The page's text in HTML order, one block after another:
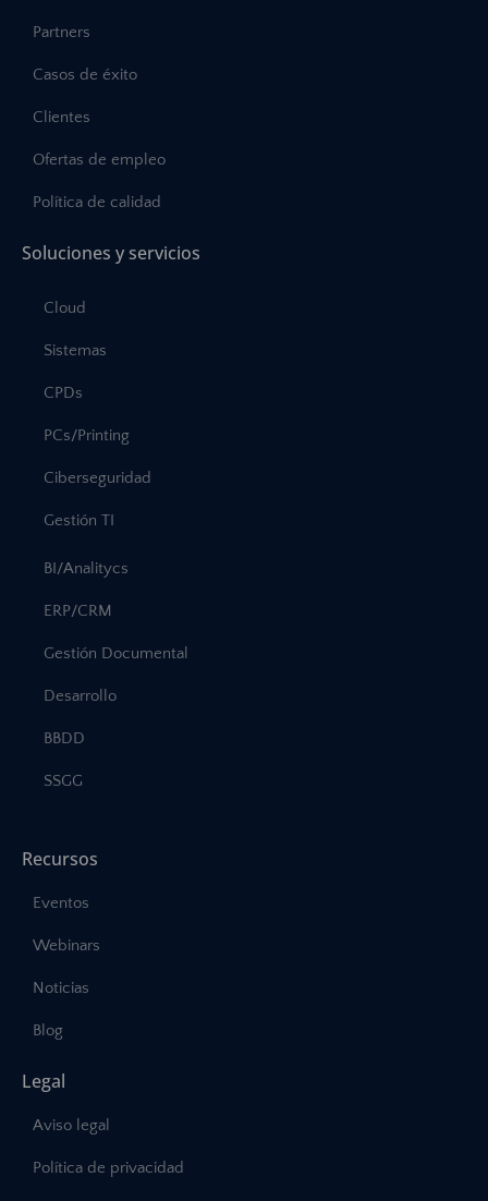
Partners
Casos de éxito
Clientes
Ofertas de empleo
Política de calidad
Soluciones y servicios
Cloud
Sistemas
CPDs
PCs/Printing
Ciberseguridad
Gestión TI
BI/Analitycs
ERP/CRM
Gestión Documental
Desarrollo
BBDD
SSGG
Recursos
Eventos
Webinars
Noticias
Blog
Legal
Aviso legal
Política de privacidad